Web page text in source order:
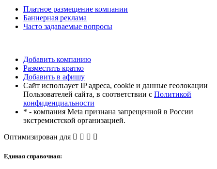
Платное размещение компании
Баннерная реклама
Часто задаваемые вопросы
Добавить компанию
Разместить кратко
Добавить в афишу
Сайт использует IP адреса, cookie и данные геолокации
Пользователей сайта, в соответствии с Политикой
конфиденциальности
* - компания Meta признана запрещенной в России
экстремистской организацией.
Оптимизирован для
Единая справочная: